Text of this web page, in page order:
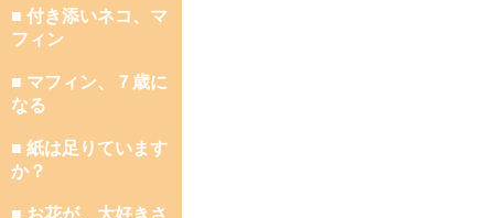
■ 付き添いネコ、マ
フィン
■ マフィン、７歳に
なる
■ 紙は足りています
か？
■ お花が、大好きさ